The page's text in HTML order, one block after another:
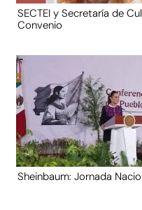
SECTEI y Secretaría de
Convenio
Sheinbaum: Jornada